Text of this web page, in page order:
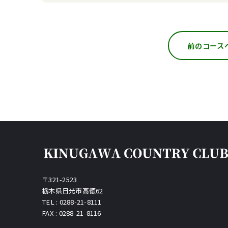
前のコース
〒321-2523
栃木県日光市高徳62
TEL : 0288-21-8111
FAX : 0288-21-8116